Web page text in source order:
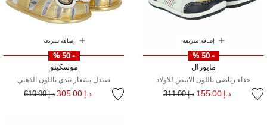
إضافة سريعة
- 50 %
مايورال
حذاء رياضى باللون الابيض للاولاد
د.إ 155.00 سعر مخفض مند.إ 311.00
إضافة سريعة
- 50 %
موسكينو
صندل بشعار تيدي باللون الذهبي
د.إ 305.00 سعر مخفض من
د.إ 610.00 إلى